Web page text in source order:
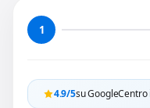
1
4.9/5su GoogleCentro